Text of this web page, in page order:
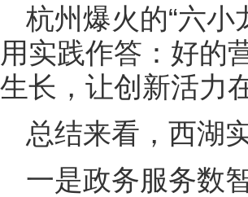
杭州爆火的“六
用实践作答：好的
生长，让创新活力
总结来看，西湖
一是政务服务数